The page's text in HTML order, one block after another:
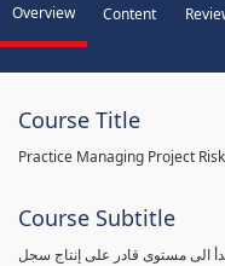
Overview Content
Course Title
Course Subtitle
الى مستوى قادر على إنتاج سجل